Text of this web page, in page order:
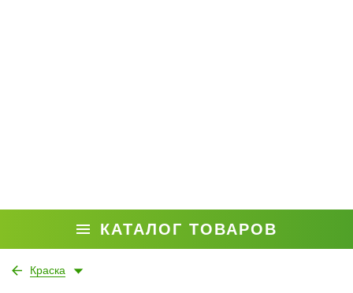
КАТАЛОГ ТОВАРОВ
Краска